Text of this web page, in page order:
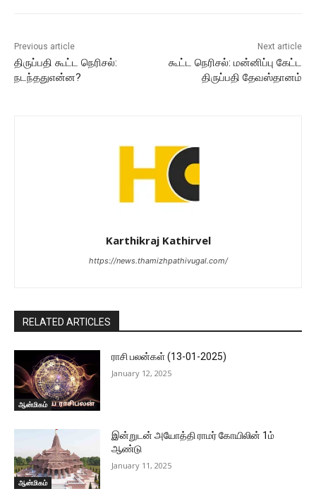
Previous article
திருப்பதி கூட்ட நெரிசல்:
நடந்ததுஎன்ன?
Next article
கூட்ட நெரிசல்: மன்னிப்பு கேட்ட
திருப்பதி தேவஸ்தானம்
Karthikraj Kathirvel
https://news.thamizhpathivugal.com/
RELATED ARTICLES
ஆன்மிகம்
ராசி பலன்கள் (13-01-2025)
January 12, 2025
ஆன்மிகம்
இன்றுடன் அயோத்தி ராமர் கோயிலின் 1ம்
ஆண்டு
January 11, 2025